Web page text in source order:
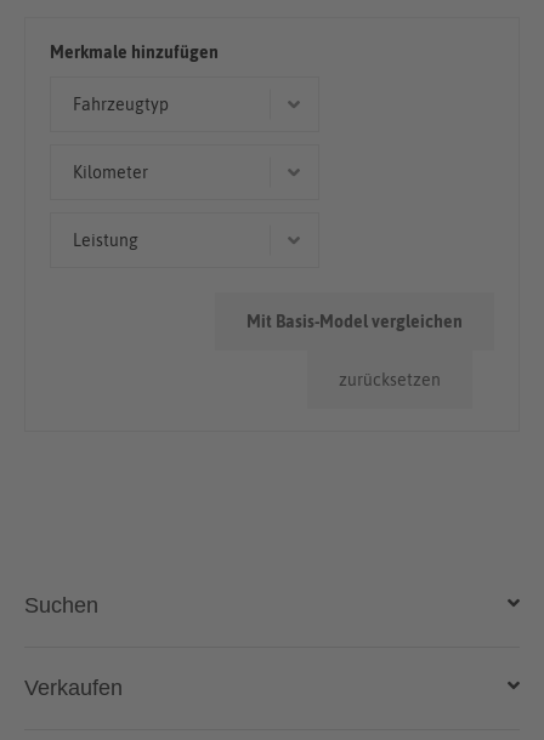
Merkmale hinzufügen
Fahrzeugtyp
Kilometer
50.000km - 100.000km
Leistung
zurücksetzen
Mit Basis-Model vergleichen
Suchen
Auto kaufen
Verkaufen